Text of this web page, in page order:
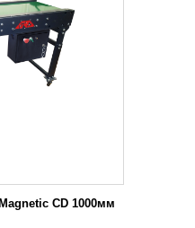
CD 1000мм